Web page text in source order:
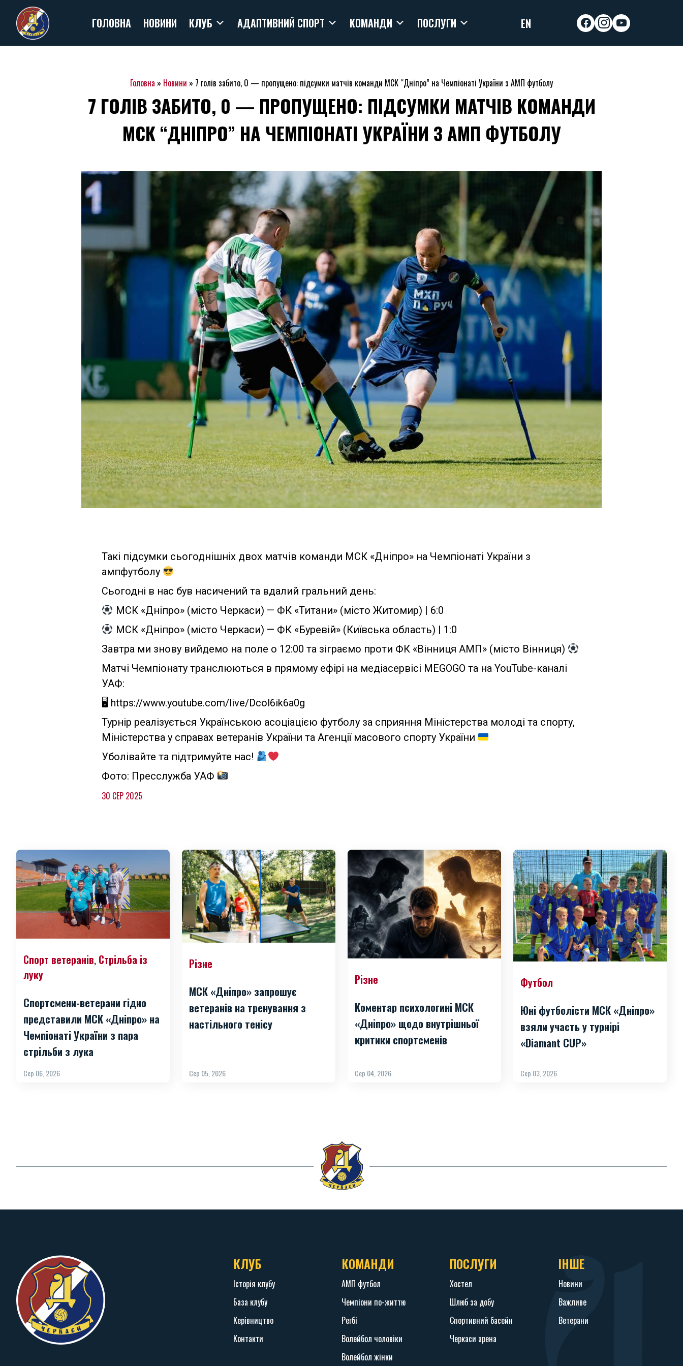
Skip
to
content
ГОЛОВНА НОВИНИ КЛУБ АДАПТИВНИЙ СПОРТ КОМАНДИ ПОСЛУГИ EN facebookinstagram
youtube
Головна » Новини » 7 голів забито, 0 — пропущено: підсумки матчів команди МСК “Дніпро” на Чемпіонаті України з АМП футболу
7 ГОЛІВ ЗАБИТО, 0 — ПРОПУЩЕНО: ПІДСУМКИ МАТЧІВ КОМАНДИ
МСК “ДНІПРО” НА ЧЕМПІОНАТІ УКРАЇНИ З АМП ФУТБОЛУ
Такі підсумки сьогоднішніх двох матчів команди МСК «Дніпро» на Чемпіонаті України з
ампфутболу
Сьогодні в нас був насичений та вдалий гральний день:
МСК «Дніпро» (місто Черкаси) — ФК «Титани» (місто Житомир) | 6:0
МСК «Дніпро» (місто Черкаси) — ФК «Буревій» (Київська область) | 1:0
Завтра ми знову вийдемо на поле о 12:00 та зіграємо проти ФК «Вінниця АМП» (місто Вінниця)
Матчі Чемпіонату транслюються в прямому ефірі на медіасервісі MEGOGO та на YouTube-каналі
УАФ:
🖥 https://www.youtube.com/live/Dcol6ik6a0g
Турнір реалізується Українською асоціацією футболу за сприяння Міністерства молоді та спорту,
Міністерства у справах ветеранів України та Агенції масового спорту України
Уболівайте та підтримуйте нас!
Фото: Пресслужба УАФ
30 СЕР 2025
Спорт ветеранів, Стрільба із
луку
Спортсмени-ветерани гідно
представили МСК «Дніпро» на
Чемпіонаті України з пара
стрільби з лука
Сер 06, 2026
Різне
МСК «Дніпро» запрошує
ветеранів на тренування з
настільного тенісу
Сер 05, 2026
Різне
Коментар психологині МСК
«Дніпро» щодо внутрішньої
критики спортсменів
Сер 04, 2026
Футбол
Юні футболісти МСК «Дніпро»
взяли участь у турнірі
«Diamant CUP»
Сер 03, 2026
КЛУБ
Історія клубу
База клубу
Керівництво
Контакти
КОМАНДИ
АМП футбол
Чемпіони по-життю
Регбі
Волейбол чоловіки
Волейбол жінки
ПОСЛУГИ
Хостел
Шлюб за добу
Спортивний басейн
Черкаси арена
ІНШЕ
Новини
Важливе
Ветерани